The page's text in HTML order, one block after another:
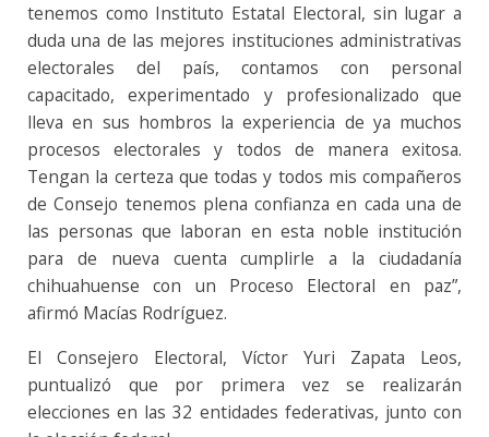
tenemos como Instituto Estatal Electoral, sin lugar a
duda una de las mejores instituciones administrativas
electorales del país, contamos con personal
capacitado, experimentado y profesionalizado que
lleva en sus hombros la experiencia de ya muchos
procesos electorales y todos de manera exitosa.
Tengan la certeza que todas y todos mis compañeros
de Consejo tenemos plena confianza en cada una de
las personas que laboran en esta noble institución
para de nueva cuenta cumplirle a la ciudadanía
chihuahuense con un Proceso Electoral en paz”,
afirmó Macías Rodríguez.
El Consejero Electoral, Víctor Yuri Zapata Leos,
puntualizó que por primera vez se realizarán
elecciones en las 32 entidades federativas, junto con